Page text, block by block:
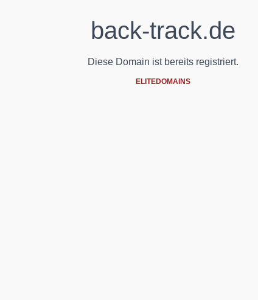
back-track.de
Diese Domain ist bereits registriert.
ELITEDOMAINS